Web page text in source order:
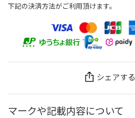
下記の決済方法がご利用頂けます。
シェアする
マークや記載内容について